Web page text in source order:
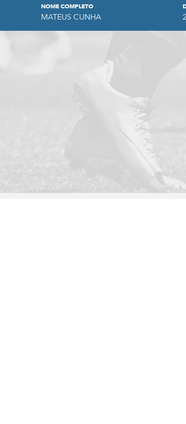
NOME COMPLETO
MATEUS CUNHA